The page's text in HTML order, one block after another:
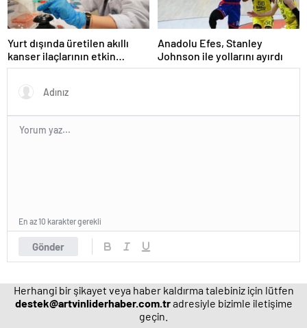
Yurt dışında üretilen akıllı
kanser ilaçlarının etkin
maddesi yerli imkanlarla
Anadolu Efes, Stanley
Johnson ile yollarını ayırdı
Gönder
En az 10 karakter gerekli
Herhangi bir şikayet veya haber kaldırma talebiniz için lütfen
destek@artvinliderhaber.com.tradresiyle bizimle iletişime
geçin.